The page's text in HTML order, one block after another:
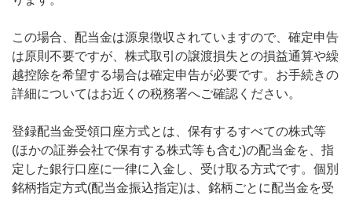
この場合、配当金は源泉徴収されていますので、確定申告
は原則不要ですが、株式取引の譲渡損失との損益通算や繰
越控除を希望する場合は確定申告が必要です。お手続きの
詳細についてはお近くの税務署へご確認ください。
登録配当金受領口座方式とは、保有するすべての株式等
(ほかの証券会社で保有する株式等も含む)の配当金を、指
定した銀行口座に一律に入金し、受け取る方式です。個別
銘柄指定方式(配当金振込指定)は、銘柄ごとに配当金を受